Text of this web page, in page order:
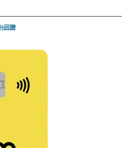
回贈